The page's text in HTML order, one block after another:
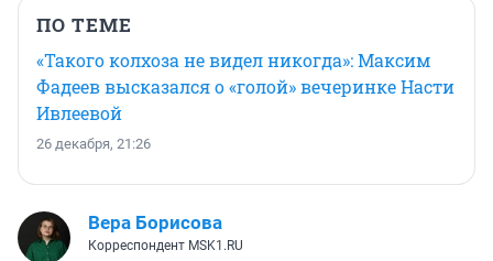
ПО ТЕМЕ
«Такого колхоза не видел никогда»: Максим
Фадеев высказался о «голой» вечеринке Насти
Ивлеевой
26 декабря, 21:26
Вера Борисова
Корреспондент MSK1.RU